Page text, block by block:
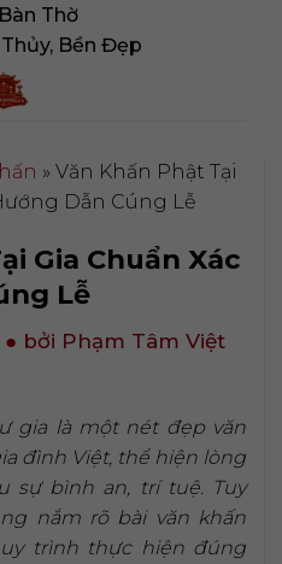
Thờ
Bền Đẹp
» Văn Khấn Phật Tại
Dẫn Cúng Lễ
Gia Chuẩn Xác
Lễ
● bởi Phạm Tâm Việt
gia là một nét đẹp văn
đình Việt, thể hiện lòng
sự bình an, trí tuệ. Tuy
nắm rõ bài văn khấn
trình thực hiện đúng